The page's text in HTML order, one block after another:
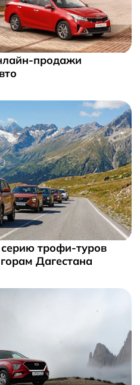
продажи
трофи-туров
Дагестана